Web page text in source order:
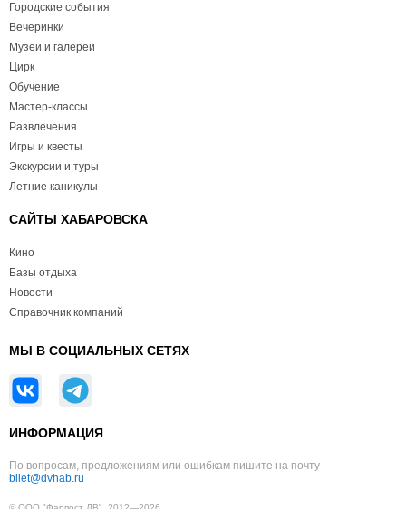
Городские события
Вечеринки
Музеи и галереи
Цирк
Обучение
Мастер-классы
Развлечения
Игры и квесты
Экскурсии и туры
Летние каникулы
САЙТЫ ХАБАРОВСКА
Кино
Базы отдыха
Новости
Справочник компаний
МЫ В СОЦИАЛЬНЫХ СЕТЯХ
ИНФОРМАЦИЯ
По вопросам, предложениям или ошибкам пишите на почту
bilet@dvhab.ru